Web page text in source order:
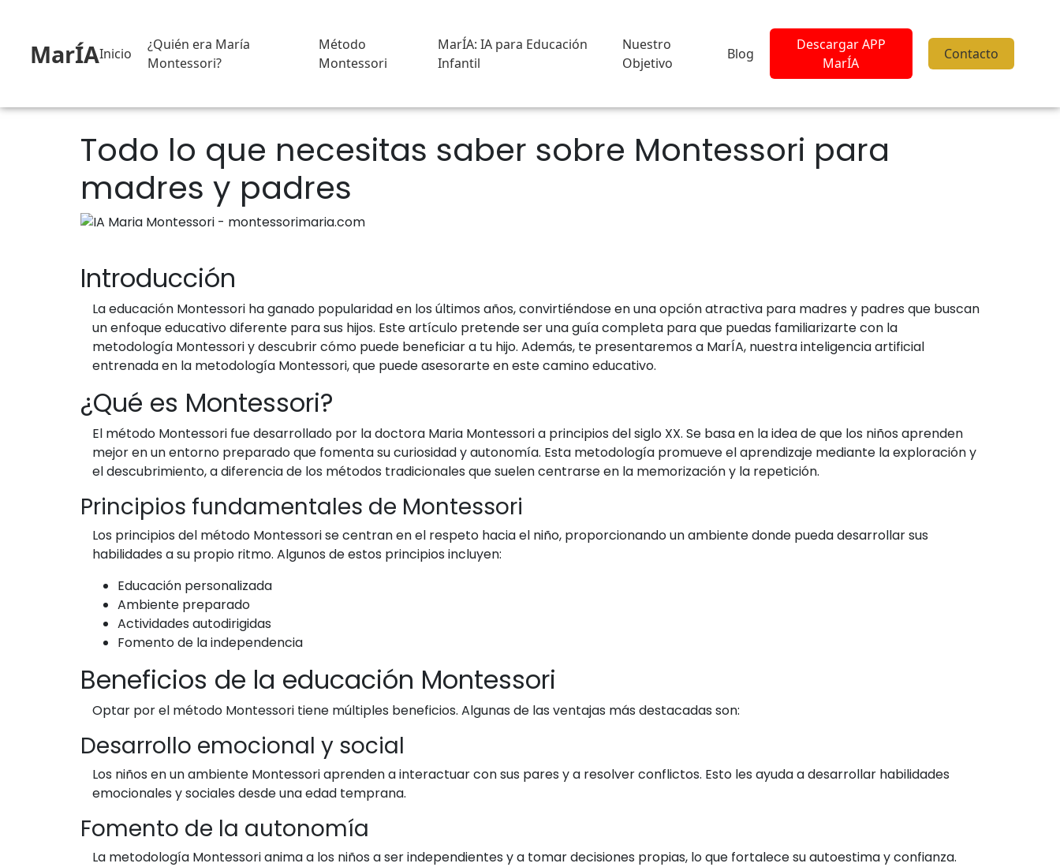
MarÍAInicio
¿Quién era María
Montessori?
Método
Montessori
MarÍA: IA para Educación
Infantil
Nuestro
Objetivo
Blog
Descargar APP
MarÍA
Contacto
Todo lo que necesitas saber sobre Montessori para
madres y padres
Introducción
La educación Montessori ha ganado popularidad en los últimos años, convirtiéndose en una opción atractiva para madres y padres que buscan
un enfoque educativo diferente para sus hijos. Este artículo pretende ser una guía completa para que puedas familiarizarte con la
metodología Montessori y descubrir cómo puede beneficiar a tu hijo. Además, te presentaremos a MarÍA, nuestra inteligencia artificial
entrenada en la metodología Montessori, que puede asesorarte en este camino educativo.
¿Qué es Montessori?
El método Montessori fue desarrollado por la doctora Maria Montessori a principios del siglo XX. Se basa en la idea de que los niños aprenden
mejor en un entorno preparado que fomenta su curiosidad y autonomía. Esta metodología promueve el aprendizaje mediante la exploración y
el descubrimiento, a diferencia de los métodos tradicionales que suelen centrarse en la memorización y la repetición.
Principios fundamentales de Montessori
Los principios del método Montessori se centran en el respeto hacia el niño, proporcionando un ambiente donde pueda desarrollar sus
habilidades a su propio ritmo. Algunos de estos principios incluyen:
Educación personalizada
Ambiente preparado
Actividades autodirigidas
Fomento de la independencia
Beneficios de la educación Montessori
Optar por el método Montessori tiene múltiples beneficios. Algunas de las ventajas más destacadas son:
Desarrollo emocional y social
Los niños en un ambiente Montessori aprenden a interactuar con sus pares y a resolver conflictos. Esto les ayuda a desarrollar habilidades
emocionales y sociales desde una edad temprana.
Fomento de la autonomía
La metodología Montessori anima a los niños a ser independientes y a tomar decisiones propias, lo que fortalece su autoestima y confianza.